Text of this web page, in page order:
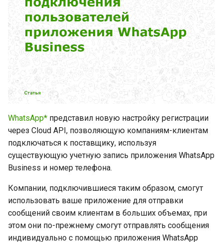
и
к
а
Сравнение с другими
решениями
Плюсы использования
других решений
Минусы использования
других решений
Заключение
WhatsApp* представил новую настройку регистрации
через Cloud API, позволяющую компаниям-клиентам
подключаться к поставщику, используя
существующую учетную запись приложения WhatsApp
Business и номер телефона.
Компании, подключившиеся таким образом, смогут
использовать ваше приложение для отправки
сообщений своим клиентам в больших объемах, при
этом они по-прежнему смогут отправлять сообщения
индивидуально с помощью приложения WhatsApp